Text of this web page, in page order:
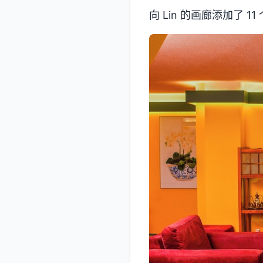
向 Lin 的画廊添加了 11